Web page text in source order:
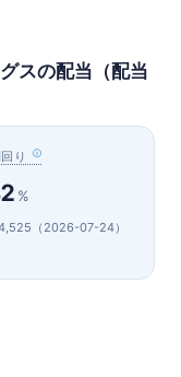
スの配当（配当
り
%
（2026-07-24）